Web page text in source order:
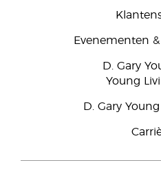
Evenementen
D. Gary
Young
D. Gary